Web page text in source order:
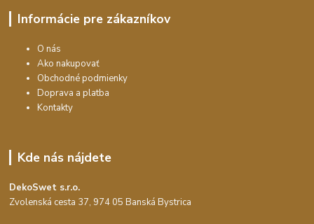
Informácie pre zákazníkov
O nás
Ako nakupovať
Obchodné podmienky
Doprava a platba
Kontakty
Kde nás nájdete
DekoSwet s.r.o.
Zvolenská cesta 37, 974 05 Banská Bystrica